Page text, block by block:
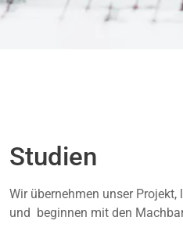
Studien
Wir übernehmen unser
und beginnen mit den